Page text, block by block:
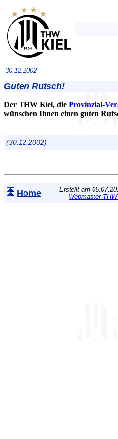
30.12.2002
Guten Rutsch!
Der THW Kiel, die Provinzial-
wünschen Ihnen einen guten
(30.12.2002)
Home
Erstellt am
Webmaster